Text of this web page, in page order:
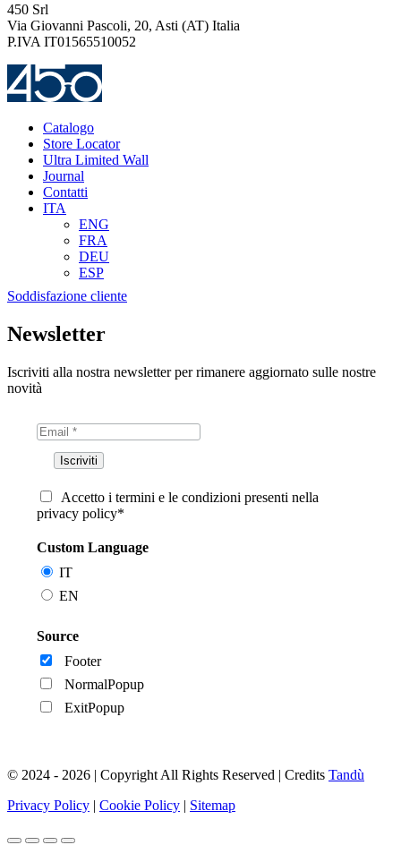
450 Srl
Via Giovanni Pascoli, 20, Asti (AT) Italia
P.IVA IT01565510052
Catalogo
Store Locator
Ultra Limited Wall
Journal
Contatti
ITA
ENG
FRA
DEU
ESP
Soddisfazione cliente
Newsletter
Iscriviti alla nostra newsletter per rimanere aggiornato sulle nostre
novità
Accetto i termini e le condizioni presenti nella
privacy policy*
Custom Language
IT
EN
Source
Footer
NormalPopup
ExitPopup
© 2024 - 2026 | Copyright All Rights Reserved | Credits Tandù
Privacy Policy | Cookie Policy | Sitemap